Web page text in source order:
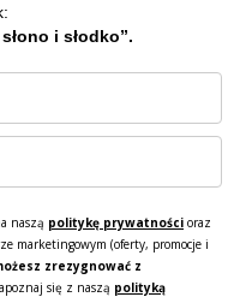
i słodko”.
naszą politykę prywatności oraz
marketingowym (oferty, promocje i
zrezygnować z
się z naszą polityką